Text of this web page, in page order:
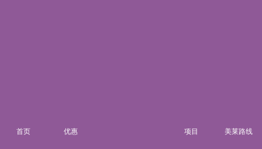
首页 优惠 项目 美莱路线